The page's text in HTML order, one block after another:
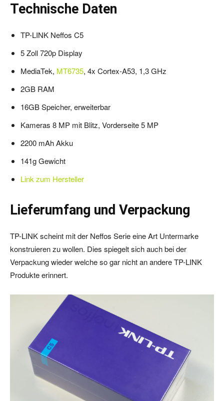
Technische Daten
TP-LINK Neffos C5
5 Zoll 720p Display
MediaTek, MT6735, 4x Cortex-A53, 1,3 GHz
2GB RAM
16GB Speicher, erweiterbar
Kameras 8 MP mit Blitz, Vorderseite 5 MP
2200 mAh Akku
141g Gewicht
Link zum Hersteller
Lieferumfang und Verpackung
TP-LINK scheint mit der Neffos Serie eine Art Untermarke
konstruieren zu wollen. Dies spiegelt sich auch bei der
Verpackung wieder welche so gar nicht an andere TP-LINK
Produkte erinnert.